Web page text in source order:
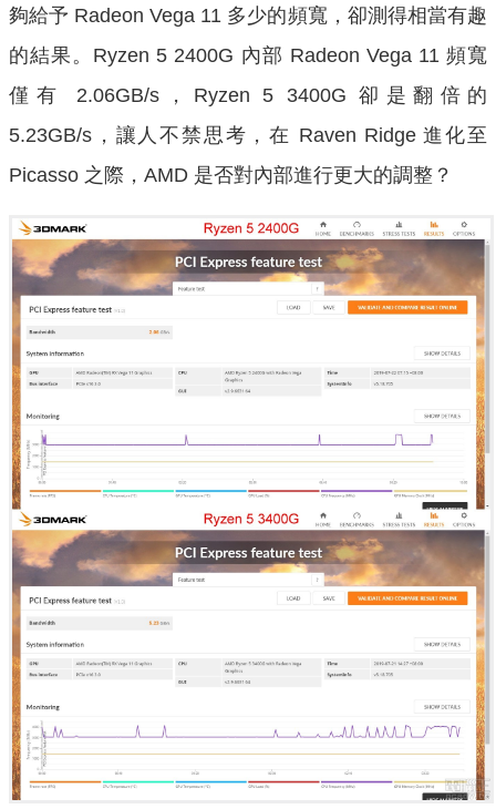
夠給予 Radeon Vega 11 多少的頻寬，卻測得相當有趣
的結果。Ryzen 5 2400G 內部 Radeon Vega 11 頻寬
僅有 2.06GB/s，Ryzen 5 3400G 卻是翻倍的
5.23GB/s，讓人不禁思考，在 Raven Ridge 進化至
Picasso 之際，AMD 是否對內部進行更大的調整？